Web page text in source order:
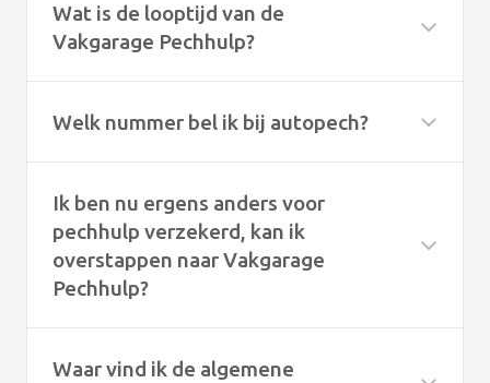
Wat is de looptijd van de
Vakgarage Pechhulp?
Welk nummer bel ik bij autopech?
Ik ben nu ergens anders voor
pechhulp verzekerd, kan ik
overstappen naar Vakgarage
Pechhulp?
Waar vind ik de algemene